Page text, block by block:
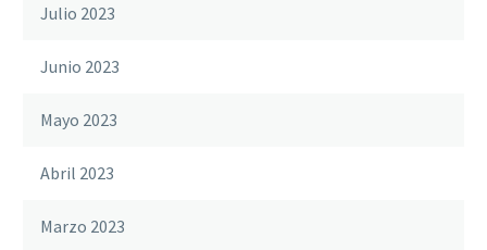
Julio 2023
Junio 2023
Mayo 2023
Abril 2023
Marzo 2023